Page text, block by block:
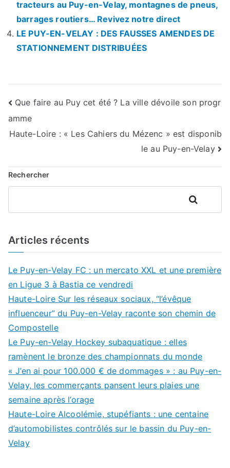
tracteurs au Puy-en-Velay, montagnes de pneus,
barrages routiers… Revivez notre direct
LE PUY-EN-VELAY : DES FAUSSES AMENDES DE
STATIONNEMENT DISTRIBUÉES
Navigation
de
Que faire au Puy cet été ? La ville dévoile son progr
amme
Haute-Loire : « Les Cahiers du Mézenc » est disponib
le au Puy-en-Velay
Rechercher
Rechercher
Articles récents
Le Puy-en-Velay FC : un mercato XXL et une première
en Ligue 3 à Bastia ce vendredi
Haute-Loire Sur les réseaux sociaux, “l’évêque
influenceur” du Puy-en-Velay raconte son chemin de
Compostelle
Le Puy-en-Velay Hockey subaquatique : elles
ramènent le bronze des championnats du monde
« J’en ai pour 100.000 € de dommages » : au Puy-en-
Velay, les commerçants pansent leurs plaies une
semaine après l’orage
Haute-Loire Alcoolémie, stupéfiants : une centaine
d’automobilistes contrôlés sur le bassin du Puy-en-
Velay